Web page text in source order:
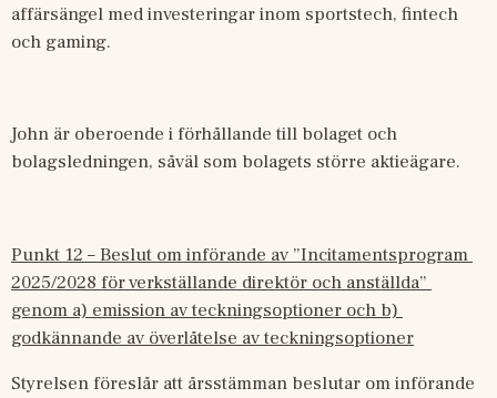
affärsängel med investeringar inom sportstech, fintech
och gaming.
John är oberoende i förhållande till bolaget och
bolagsledningen, såväl som bolagets större aktieägare.
Punkt 12 – Beslut om införande av ”Incitamentsprogram
2025/2028 för verkställande direktör och anställda”
genom a) emission av teckningsoptioner och b)
godkännande av överlåtelse av teckningsoptioner
Styrelsen föreslår att årsstämman beslutar om införande